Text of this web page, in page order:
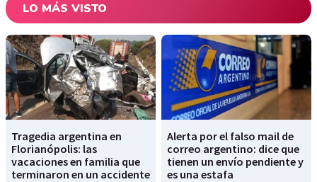
LO MÁS VISTO
Tragedia argentina en
Florianópolis: las
vacaciones en familia que
terminaron en un accidente
Alerta por el falso mail de
correo argentino: dice que
tienen un envío pendiente y
es una estafa